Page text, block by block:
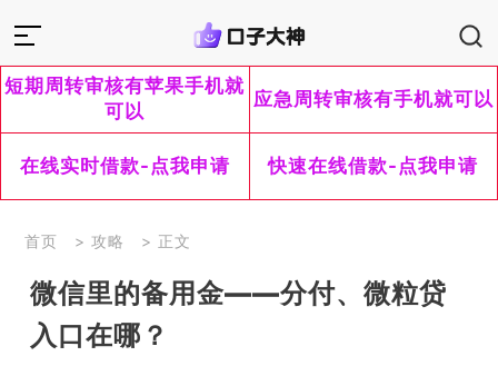
短期周转审核有苹果手机就
可以
应急周转审核有手机就可以
在线实时借款-点我申请 快速在线借款-点我申请
首页 > 攻略 > 正文
微信里的备用金——分付、微粒贷
入口在哪？